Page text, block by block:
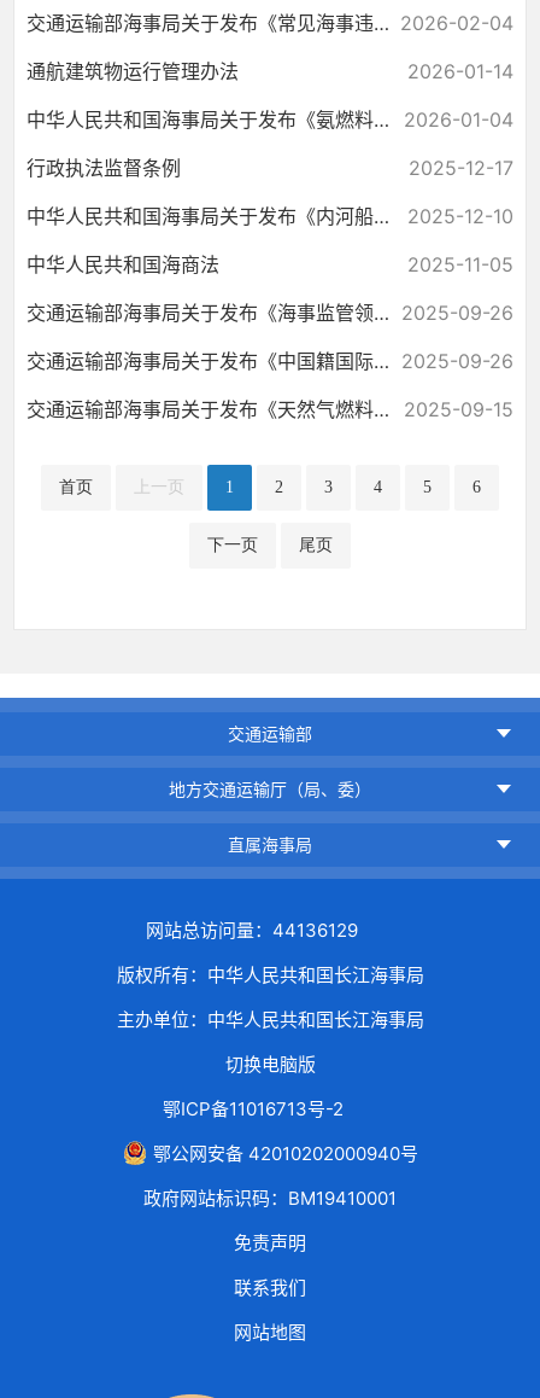
交通运输部海事局关于发布《常见海事违法行为行政处罚裁量基准》的公告 2026-02-04
通航建筑物运行管理办法
2026-01-14
中华人民共和国海事局关于发布《氨燃料动力船舶技术与检验暂行规则（2026...
2026-01-04
行政执法监督条例
2025-12-17
中华人民共和国海事局关于发布《内河船舶法定检验技术规则（2025年修改通...
2025-12-10
中华人民共和国海商法
2025-11-05
交通运输部海事局关于发布《海事监管领域信用管理规定（试行）》的公告 2025-09-26
交通运输部海事局关于发布《中国籍国际航行海船使用废气清洗系统等效燃油... 2025-09-26
交通运输部海事局关于发布《天然气燃料动力船舶燃料舱及其附件布置相关条...
2025-09-15
首页 上一页 1 2 3 4 5 6
下一页 尾页
交通运输部
地方交通运输厅（局、委）
直属海事局
网站总访问量：44136129
版权所有：中华人民共和国长江海事局
主办单位：中华人民共和国长江海事局
切换电脑版
鄂ICP备11016713号-2
鄂公网安备 42010202000940号
政府网站标识码：BM19410001
免责声明
联系我们
网站地图